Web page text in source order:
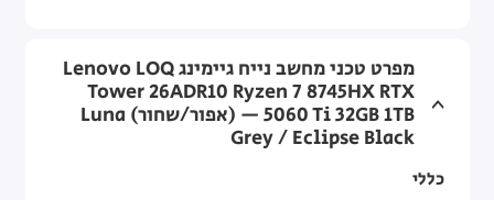
מפרט טכני מחשב נייח גיימינג Lenovo LOQ
Tower 26ADR10 Ryzen 7 8745HX RTX
5060 Ti 32GB 1TB — (אפור/שחור) Luna
Grey / Eclipse Black
כללי